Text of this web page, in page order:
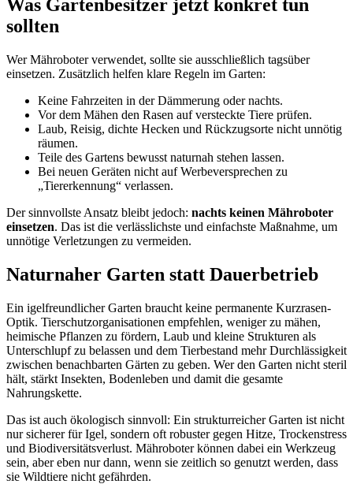
Was Gartenbesitzer jetzt konkret tun
sollten
Wer Mähroboter verwendet, sollte sie ausschließlich tagsüber
einsetzen. Zusätzlich helfen klare Regeln im Garten:
Keine Fahrzeiten in der Dämmerung oder nachts.
Vor dem Mähen den Rasen auf versteckte Tiere prüfen.
Laub, Reisig, dichte Hecken und Rückzugsorte nicht unnötig
räumen.
Teile des Gartens bewusst naturnah stehen lassen.
Bei neuen Geräten nicht auf Werbeversprechen zu
„Tiererkennung“ verlassen.
Der sinnvollste Ansatz bleibt jedoch: nachts keinen Mähroboter
einsetzen. Das ist die verlässlichste und einfachste Maßnahme, um
unnötige Verletzungen zu vermeiden.
Naturnaher Garten statt Dauerbetrieb
Ein igelfreundlicher Garten braucht keine permanente Kurzrasen-
Optik. Tierschutzorganisationen empfehlen, weniger zu mähen,
heimische Pflanzen zu fördern, Laub und kleine Strukturen als
Unterschlupf zu belassen und dem Tierbestand mehr Durchlässigkeit
zwischen benachbarten Gärten zu geben. Wer den Garten nicht steril
hält, stärkt Insekten, Bodenleben und damit die gesamte
Nahrungskette.
Das ist auch ökologisch sinnvoll: Ein strukturreicher Garten ist nicht
nur sicherer für Igel, sondern oft robuster gegen Hitze, Trockenstress
und Biodiversitätsverlust. Mähroboter können dabei ein Werkzeug
sein, aber eben nur dann, wenn sie zeitlich so genutzt werden, dass
sie Wildtiere nicht gefährden.